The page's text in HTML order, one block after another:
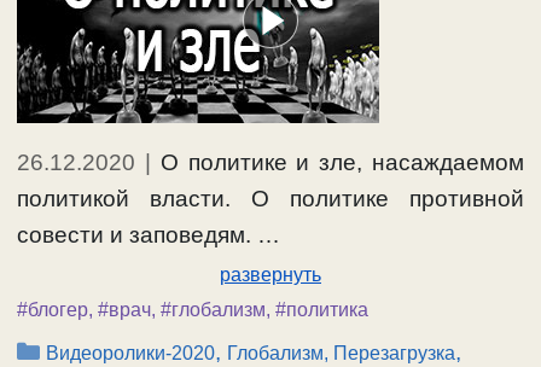
26.12.2020
О политике и зле, насаждаемом
политикой власти. О политике противной
совести и заповедям. …
развернуть
#блогер, #врач, #глобализм, #политика
Рубрики
Видеоролики-2020, Глобализм, Перезагрузка,